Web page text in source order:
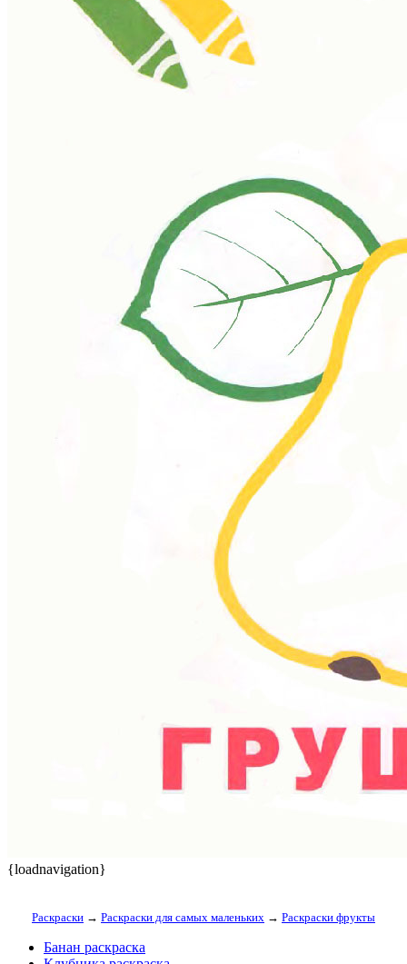
{loadnavigation}
Раскраски → Раскраски для самых маленьких → Раскраски фрукты
Банан раскраска